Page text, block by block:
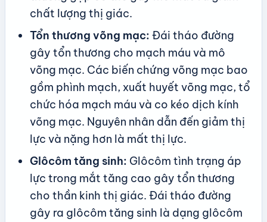
chất lượng thị giác.
Tổn thương võng mạc: Đái tháo đường
gây tổn thương cho mạch máu và mô
võng mạc. Các biến chứng võng mạc bao
gồm phình mạch, xuất huyết võng mạc, tổ
chức hóa mạch máu và co kéo dịch kính
võng mạc. Nguyên nhân dẫn đến giảm thị
lực và nặng hơn là mất thị lực.
Glôcôm tăng sinh: Glôcôm tình trạng áp
lực trong mắt tăng cao gây tổn thương
cho thần kinh thị giác. Đái tháo đường
gây ra glôcôm tăng sinh là dạng glôcôm